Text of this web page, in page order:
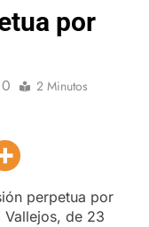
por
0 2 Minutos
perpetua por
de 23